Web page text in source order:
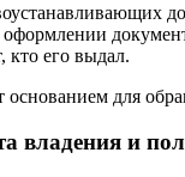
кто его выдал.
для
владения и